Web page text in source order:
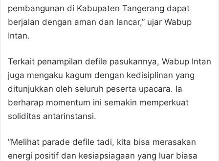
pembangunan di Kabupaten Tangerang dapat
berjalan dengan aman dan lancar,” ujar Wabup
Intan.
​Terkait penampilan defile pasukannya, Wabup Intan
juga mengaku kagum dengan kedisiplinan yang
ditunjukkan oleh seluruh peserta upacara. Ia
berharap momentum ini semakin memperkuat
soliditas antarinstansi.
​”Melihat parade defile tadi, kita bisa merasakan
energi positif dan kesiapsiagaan yang luar biasa